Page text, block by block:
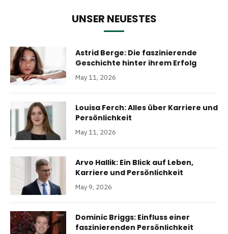
UNSER NEUESTES
Astrid Berge: Die faszinierende
Geschichte hinter ihrem Erfolg
May 11, 2026
Louisa Ferch: Alles über Karriere und
Persönlichkeit
May 11, 2026
Arvo Hallik: Ein Blick auf Leben,
Karriere und Persönlichkeit
May 9, 2026
Dominic Briggs: Einfluss einer
faszinierenden Persönlichkeit